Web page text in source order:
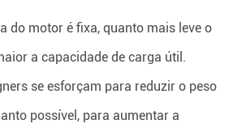
do motor é fixa, quanto mais leve o
a capacidade de carga útil.
se esforçam para reduzir o peso
possível, para aumentar a